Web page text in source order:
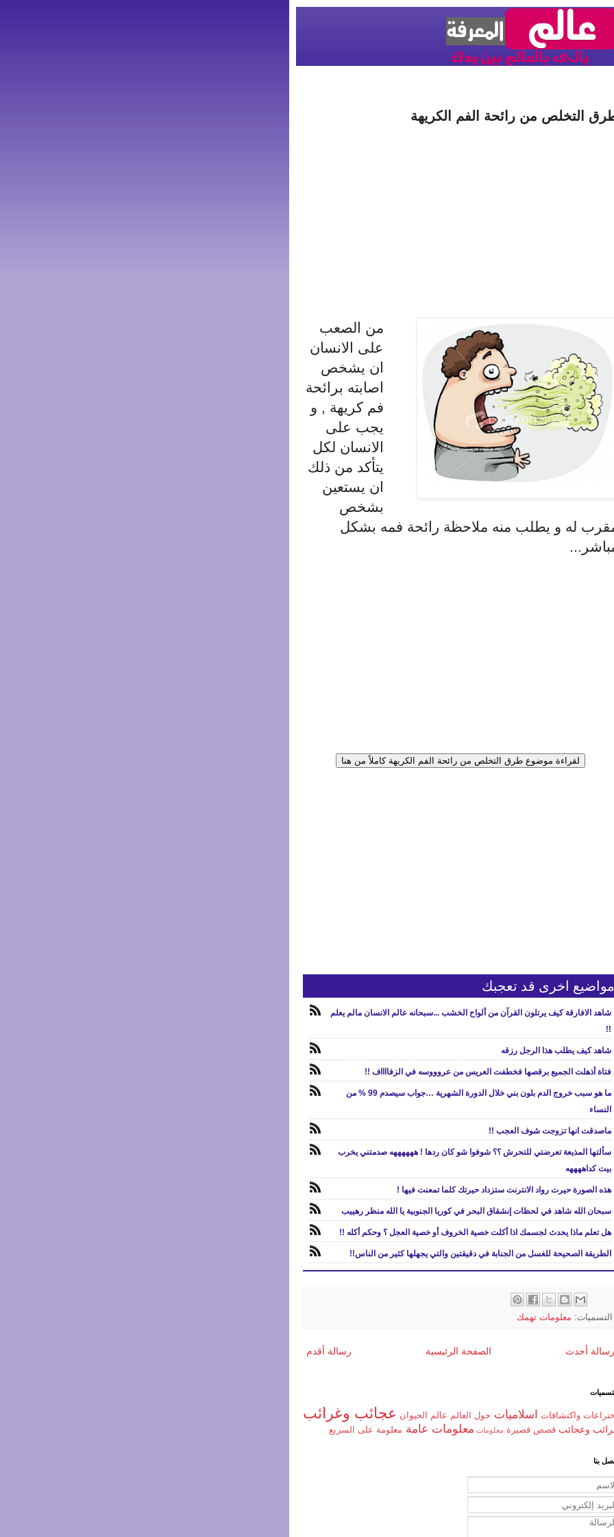
التخلص من رائحة الفم الكريهة
من الصعب
على الانسان
ان يشخص
اصابته برائحة
فم كريهة , و
يجب على
الانسان لكل
يتأكد من ذلك
ان يستعين
بشخص
له و يطلب منه ملاحظة رائحة فمه بشكل
لقراءة موضوع طرق التخلص من رائحة الفم الكريهة كاملاً من هنا
مواضيع اخرى قد تعجبك
شاهد الافارقة كيف يرتلون القرآن من ألواح الخشب ...سبحانه عالم الانسان مالم يعلم
!!
شاهد كيف يطلب هذا الرجل رزقه
فتاة أذهلت الجميع برقصها فخطفت العريس من عروووسه في الزفااااف !!
ما هو سبب خروج الدم بلون بني خلال الدورة الشهرية …جواب سيصدم 99 % من
النساء
ماصدقت انها تزوجت شوف العجب !!
سألتها المذيعة تعرضتي للتحرش ؟؟ شوفوا شو كان ردها ! ههههههه صدمتني يخرب
بيت كداههههه
هذه الصورة حيرت رواد الانترنت ستزداد حيرتك كلما تمعنت فيها !
سبحان الله شاهد في لحظات إنشقاق البحر في كوريا الجنوبية يا الله منظر رهييب
هل تعلم ماذا يحدث لجسمك اذا أكلت خصية الخروف أو خصية العجل ؟ وحكم أكله !!
الطريقة الصحيحة للغسل من الجنابة في دقيقتين والتي يجهلها كثير من الناس!!
التسميات: معلومات تهمك
رسالة أحدث رسالة أقدم الصفحة الرئيسية
واكتشافات اسلاميات حول العالم عالم الحيوان عجائب وغرائب
وعجائب قصص قصيرة معلومات معلومات عامة معلومة على السريع
بنا